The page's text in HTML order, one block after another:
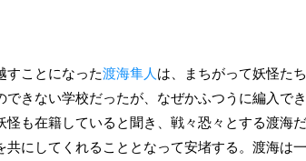
すことになった渡海隼人 は、まちがって妖怪た
きない学校だったが、なぜかふつうに編入で
も在籍していると聞き、戦々恐々とする渡海
共にしてくれることとなって安堵する。渡海は